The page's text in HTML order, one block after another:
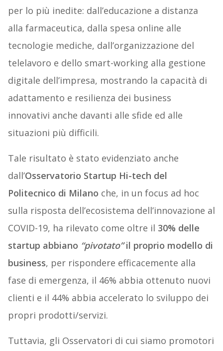
per lo più inedite: dall’educazione a distanza
alla farmaceutica, dalla spesa online alle
tecnologie mediche, dall’organizzazione del
telelavoro e dello smart-working alla gestione
digitale dell’impresa, mostrando la capacità di
adattamento e resilienza dei business
innovativi anche davanti alle sfide ed alle
situazioni più difficili.
Tale risultato è stato evidenziato anche
dall’Osservatorio Startup Hi-tech del
Politecnico di Milano che, in un focus ad hoc
sulla risposta dell’ecosistema dell’innovazione al
COVID-19, ha rilevato come oltre il 30% delle
startup abbiano “pivotato”il proprio modello di
business, per rispondere efficacemente alla
fase di emergenza, il 46% abbia ottenuto nuovi
clienti e il 44% abbia accelerato lo sviluppo dei
propri prodotti/servizi.
Tuttavia, gli Osservatori di cui siamo promotori